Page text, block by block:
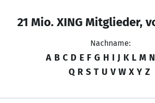
21 Mio. XING Mitglieder,
Nachname:
A B C D E F G H I J K L M N
Q R S T U V W X Y Z